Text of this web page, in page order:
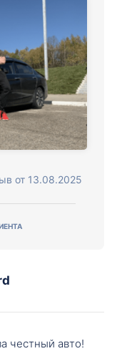
от 13.08.2025
честный авто!